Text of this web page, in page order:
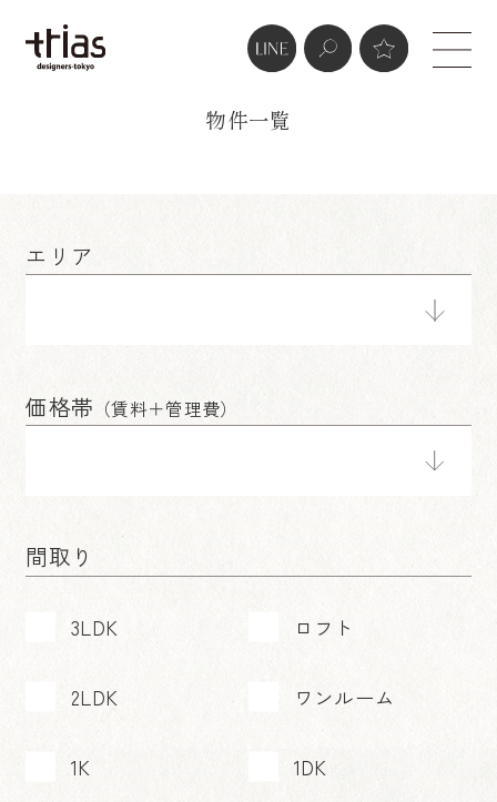
real estate
物件一覧
エリア
価格帯 （賃料＋管理費）
間取り
3LDK ロフト
2LDK ワンルーム
1K 1DK